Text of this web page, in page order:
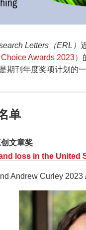
Letters（ERL）
Choice Awards 2023）
期刊年度奖项计划的
单
文章奖
loss in the United
Andrew Curley 2023